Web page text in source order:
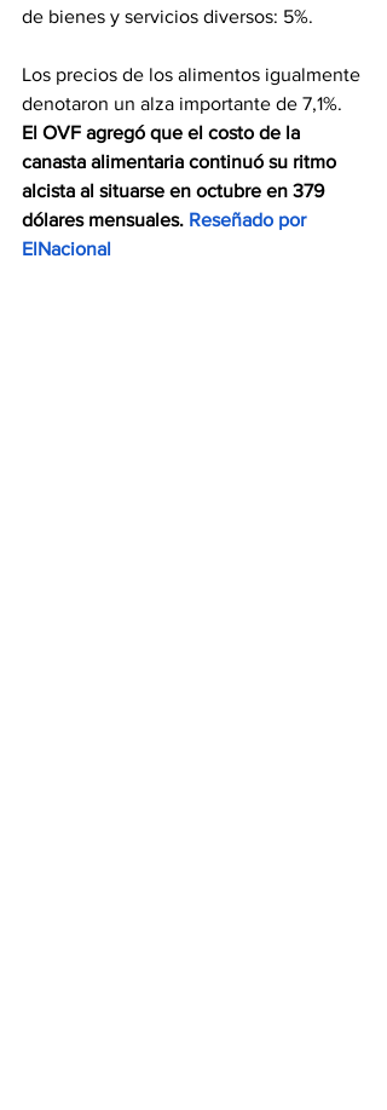
de bienes y servicios diversos: 5%.
Los precios de los alimentos igualmente
denotaron un alza importante de 7,1%.
El OVF agregó que el costo de la
canasta alimentaria continuó su ritmo
alcista al situarse en octubre en 379
dólares mensuales. Reseñado por
ElNacional